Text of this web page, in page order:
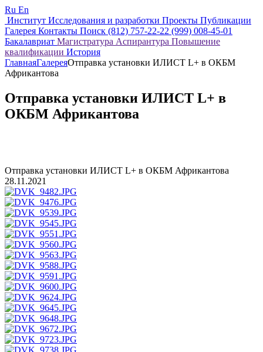
Ru En
Институт Исследования и разработки Проекты Публикации
Галерея Контакты Поиск (812) 757-22-22 (999) 008-45-01
Бакалавриат Магистратура Аспирантура Повышение
квалификации История
ГлавнаяГалереяОтправка установки ИЛИСТ L+ в ОКБМ
Африкантова
Отправка установки ИЛИСТ L+ в
ОКБМ Африкантова
Отправка установки ИЛИСТ L+ в ОКБМ Африкантова
28.11.2021